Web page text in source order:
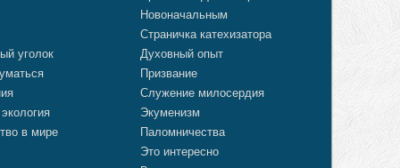
уголок
в мире
Новоначальным
Страничка катехизатора
Духовный опыт
Призвание
Служение милосердия
Экуменизм
Паломничества
Это интересно